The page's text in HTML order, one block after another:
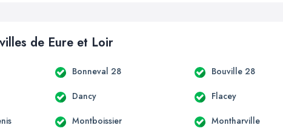
de Eure et Loir
Bonneval 28 Bouville 28
Dancy Flacey
Montboissier Montharville